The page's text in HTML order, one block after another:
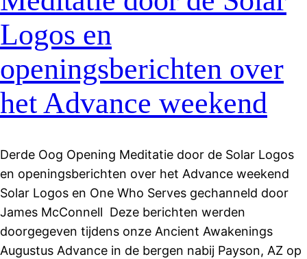
Logos en
openingsberichten over
het Advance weekend
Derde Oog Opening Meditatie door de Solar Logos
en openingsberichten over het Advance weekend
Solar Logos en One Who Serves gechanneld door
James McConnell Deze berichten werden
doorgegeven tijdens onze Ancient Awakenings
Augustus Advance in de bergen nabij Payson, AZ op